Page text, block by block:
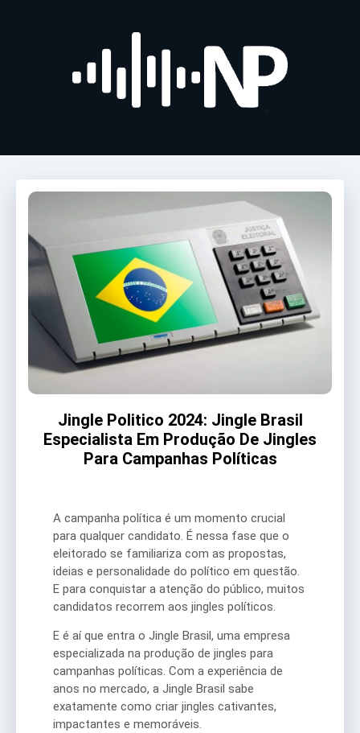
Jingle Politico 2024: Jingle Brasil
Especialista Em Produção De Jingles
Para Campanhas Políticas
A campanha política é um momento crucial
para qualquer candidato. É nessa fase que o
eleitorado se familiariza com as propostas,
ideias e personalidade do político em questão.
E para conquistar a atenção do público, muitos
candidatos recorrem aos jingles políticos.
E é aí que entra o Jingle Brasil, uma empresa
especializada na produção de jingles para
campanhas políticas. Com a experiência de
anos no mercado, a Jingle Brasil sabe
exatamente como criar jingles cativantes,
impactantes e memoráveis.